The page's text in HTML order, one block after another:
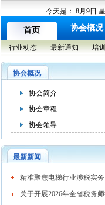
今天是： 8月9日
首页 协会概况
行业动态 最新通知 培
协会概况
协会简介
协会章程
协会领导
最新新闻